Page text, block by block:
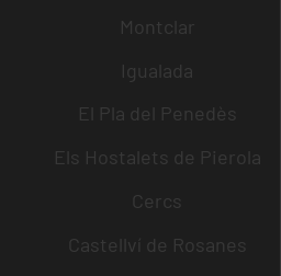
Montclar
Igualada
El Pla del Penedès
Els Hostalets de Pierola
Cercs
Castellví de Rosanes